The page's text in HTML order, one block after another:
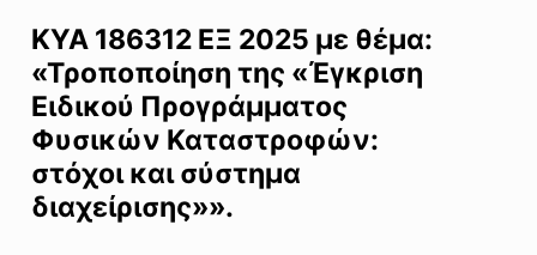
ΚΥΑ 186312 ΕΞ 2025 με θέμα:
«Τροποποίηση της «Έγκριση
Ειδικού Προγράμματος
Φυσικών Καταστροφών:
στόχοι και σύστημα
διαχείρισης»».